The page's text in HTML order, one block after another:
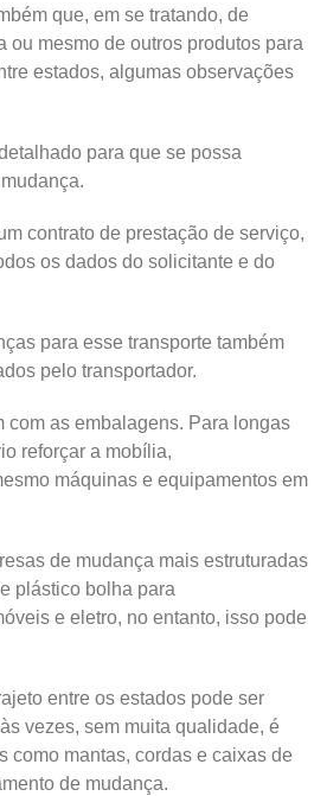
que, em se tratando, de
ou mesmo de outros produtos para
estados, algumas observações
para que se possa
contrato de prestação de serviço,
os dados do solicitante e do
para esse transporte também
pelo transportador.
com as embalagens. Para longas
reforçar a mobília,
máquinas e equipamentos em
de mudança mais estruturadas
plástico bolha para
e eletro, no entanto, isso pode
entre os estados pode ser
vezes, sem muita qualidade, é
como mantas, cordas e caixas de
de mudança.